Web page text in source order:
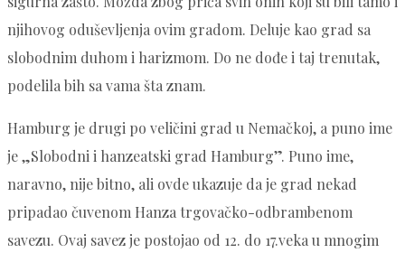
njihovog oduševljenja ovim gradom. Deluje kao grad sa
slobodnim duhom i harizmom. Do ne dođe i taj trenutak,
podelila bih sa vama šta znam.
Hamburg je drugi po veličini grad u Nemačkoj, a puno ime
je „Slobodni i hanzeatski grad Hamburg”. Puno ime,
naravno, nije bitno, ali ovde ukazuje da je grad nekad
pripadao čuvenom Hanza trgovačko-odbrambenom
savezu. Ovaj savez je postojao od 12. do 17.veka u mnogim